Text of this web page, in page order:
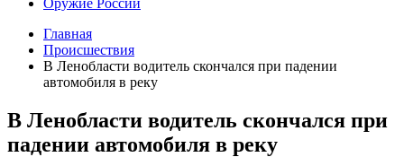
Оружие России
Главная
Происшествия
В Ленобласти водитель скончался при падении
автомобиля в реку
В Ленобласти водитель скончался при
падении автомобиля в реку